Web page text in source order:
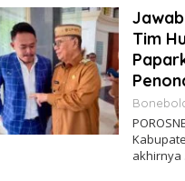
Tim
akhirnya